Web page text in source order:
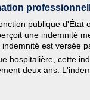
publique d'État
une indemnité
est versée
hospitalière, cette
deux ans.